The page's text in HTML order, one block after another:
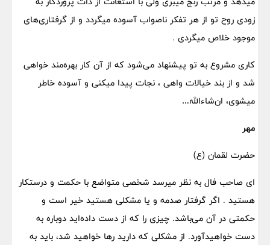
زودی روح تو از هر تفکر ناصواب آسوده میگردد و از گرفتاری‌های
موجود خلاص میگردی .
کاری مشروع به تو پیشنهاد می‌شود که از آن کار بهره‌مند خواهی
شد و از بند خیالات واهی ، نجات پیدا میکنی و آسوده خاطر
میشوی، ان‌شاءالله…
​مهر
حضرت لقمان (ع)
ای صاحب فال به نظر میرسد شخصی متواضع با حکمت و درستکار
هستید . اگر گرفتار صدمه و یا مشکلی هستید خیر است و
حکمتی در آن می‌باشد. چیزی را که از دست داده‌اید دوباره به
دست خواهیدآورد. از مشکلی که دارید رها خواهید شد‌، باید به